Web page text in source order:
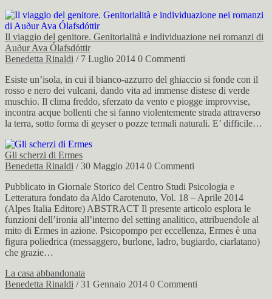
Il viaggio del genitore. Genitorialità e individuazione nei romanzi di
Auður Ava Ólafsdóttir
Benedetta Rinaldi / 7 Luglio 2014 0 Commenti
Esiste un’isola, in cui il bianco-azzurro del ghiaccio si fonde con il
rosso e nero dei vulcani, dando vita ad immense distese di verde
muschio. Il clima freddo, sferzato da vento e piogge improvvise,
incontra acque bollenti che si fanno violentemente strada attraverso
la terra, sotto forma di geyser o pozze termali naturali. E’ difficile…
Gli scherzi di Ermes
Benedetta Rinaldi / 30 Maggio 2014 0 Commenti
Pubblicato in Giornale Storico del Centro Studi Psicologia e
Letteratura fondato da Aldo Carotenuto, Vol. 18 – Aprile 2014
(Alpes Italia Editore) ABSTRACT Il presente articolo esplora le
funzioni dell’ironia all’interno del setting analitico, attribuendole al
mito di Ermes in azione. Psicopompo per eccellenza, Ermes è una
figura poliedrica (messaggero, burlone, ladro, bugiardo, ciarlatano)
che grazie…
La casa abbandonata
Benedetta Rinaldi / 31 Gennaio 2014 0 Commenti